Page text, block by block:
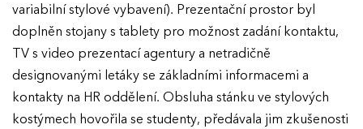
Ročník 2020
Ročník 2019
Ročník 2018
Ročník 2017
variabilní stylové vybavení). Prezentační prostor byl
doplněn stojany s tablety pro možnost zadání kontaktu,
TV s video prezentací agentury a netradičně
designovanými letáky se základními informacemi a
kontakty na HR oddělení. Obsluha stánku ve stylových
kostýmech hovořila se studenty, předávala jim zkušenosti